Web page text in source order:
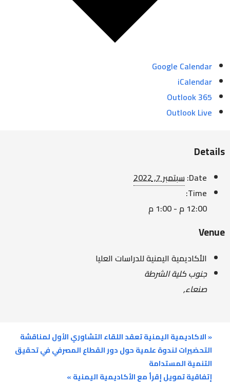
Google Calendar
iCalendar
Outlook 365
Outlook Live
Details
Date: سبتمبر 7, 2022
Time:
12:00 م - 1:00 م
Venue
الأكاديمية اليمنية للدراسات العليا
جنوب كلية الشرطة
صنعاء,
«الاكاديمية اليمنية تعقد اللقاء التشاوري الأول لمناقشة
التحضيرات لندوة علمية حول دور القطاع المصرفي في تحقيق
التنمية المستدامة
إتفاقية تمويل إقرأ مع الأكاديمية اليمنية»